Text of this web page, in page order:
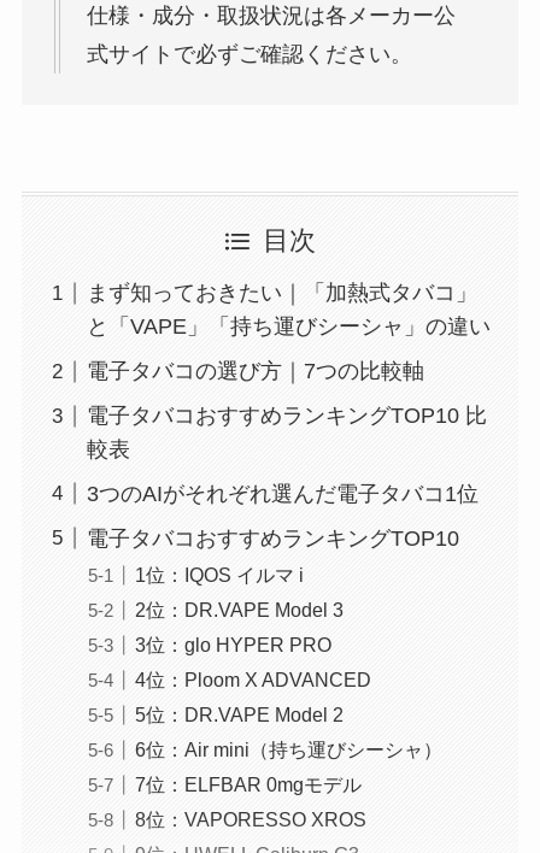
仕様・成分・取扱状況は各メーカー公
式サイトで必ずご確認ください。
目次
まず知っておきたい｜「加熱式タバコ」
と「VAPE」「持ち運びシーシャ」の違い
電子タバコの選び方｜7つの比較軸
電子タバコおすすめランキングTOP10 比
較表
3つのAIがそれぞれ選んだ電子タバコ1位
電子タバコおすすめランキングTOP10
1位：IQOS イルマ i
2位：DR.VAPE Model 3
3位：glo HYPER PRO
4位：Ploom X ADVANCED
5位：DR.VAPE Model 2
6位：Air mini（持ち運びシーシャ）
7位：ELFBAR 0mgモデル
8位：VAPORESSO XROS